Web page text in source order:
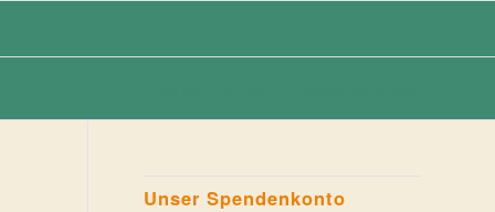
Unser Spendenkonto